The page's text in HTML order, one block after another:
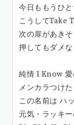
今日ももうひ
こうしてTake
次の扉があき
押してもダメ
純情 I Know 愛
メンカラつけ
この名前は ハ
元気・ラッキ